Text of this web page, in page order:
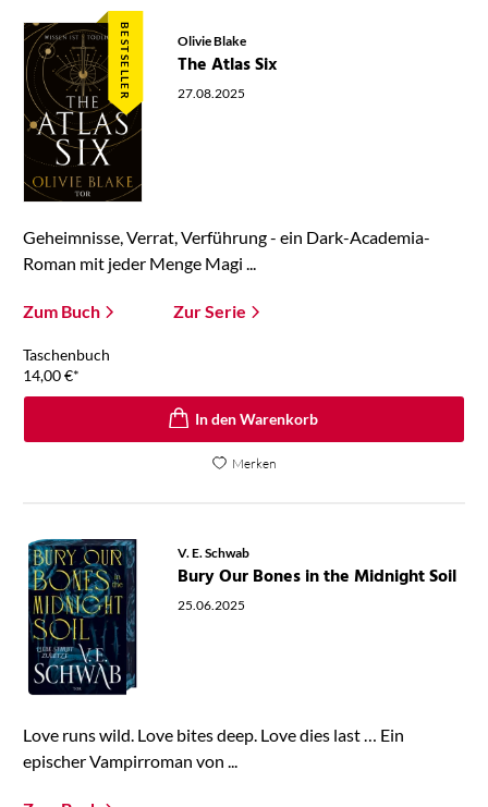
BESTSELLER Olivie Blake
The Atlas Six
27.08.2025
Geheimnisse, Verrat, Verführung - ein Dark-Academia-
Roman mit jeder Menge Magi ...
Zum Buch Zur Serie
Taschenbuch
14,00€*
In den Warenkorb
Merken
V. E. Schwab
Bury Our Bones in the Midnight Soil
25.06.2025
Love runs wild. Love bites deep. Love dies last … Ein
epischer Vampirroman von ...